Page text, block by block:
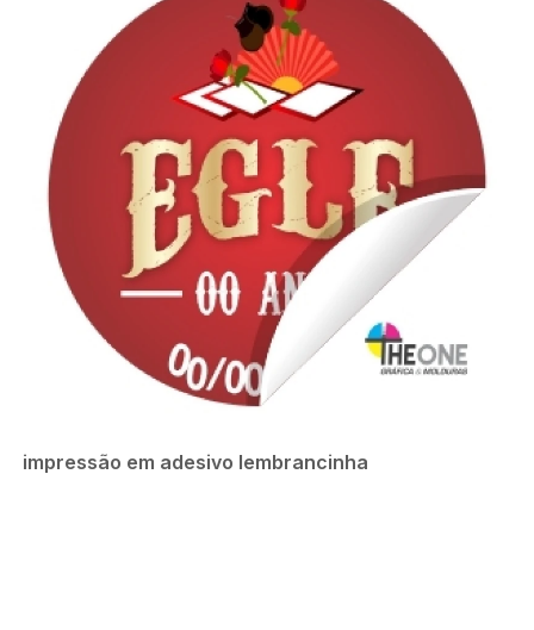
impressão em adesivo lembrancinha